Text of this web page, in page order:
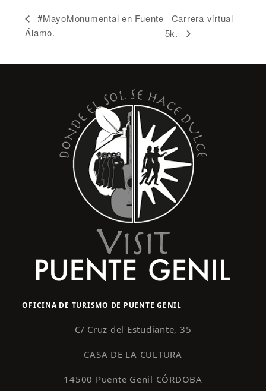
#MayoMonumental en Fuente
Álamo.
Carrera virtual
5k.
OFICINA DE TURISMO DE PUENTE GENIL
C/ Cruz del Estudiante, 35
CASA DE LA CULTURA
14500 Puente Genil CÓRDOBA